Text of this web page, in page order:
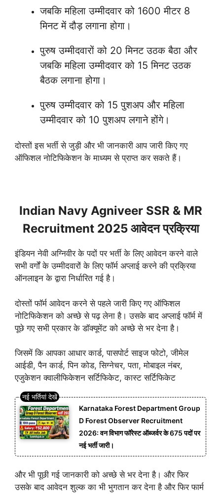
जबकि महिला उम्मीदवार को 1600 मीटर 8
मिनट में दौड़ लगाना होगा।
पुरुष उम्मीदवारों को 20 मिनट उठक बैठा और
जबकि महिला उम्मीदवार को 15 मिनट उठक
बैठक लगाना होगा।
पुरुष उम्मीदवार को 15 पुशअप और महिला
उम्मीदवार को 10 पुशअप लगाने होंगे।
दोस्तों इस भर्ती से जुड़ी और भी जानकारी आप जारी किए गए
ऑफिशल नोटिफिकेशन के माध्यम से प्राप्त कर सकते हैं।
Indian Navy Agniveer SSR & MR
Recruitment 2025 आवेदन प्रक्रिया
इंडियन नेवी अग्निवीर के पदों पर भर्ती के लिए आवेदन करने वाले
सभी वर्गों के उम्मीदवारों के लिए फॉर्म अप्लाई करने की प्रक्रिया
ऑनलाइन के द्वारा निर्धारित गई है।
दोस्तों फॉर्म आवेदन करने से पहले जारी किए गए ऑफिशल
नोटिफिकेशन को अच्छे से पढ़ लेना है। उसके बाद अप्लाई फॉर्म में
पूछे गए सभी प्रकार के डॉक्यूमेंट को अच्छे से भर देना है।
जिसमें कि आपका आधार कार्ड, पासपोर्ट साइज फोटो, जीमेल
आईडी, पैन कार्ड, पिन कोड, सिग्नेचर, पता, मोबाइल नंबर,
एजुकेशन क्वालीफिकेशन सर्टिफिकेट, कास्ट सर्टिफिकेट
Karnataka Forest Department Group
D Forest Observer Recruitment
2026: वन विभाग फॉरेस्ट ऑब्जर्वर के 675 पदों पर
नई भर्ती जारी।
और भी पूछी गई जानकारी को अच्छे से भर देना है। और फिर
उसके बाद आवेदन शुल्क का भी भुगतान कर देना है और फिर फार्म